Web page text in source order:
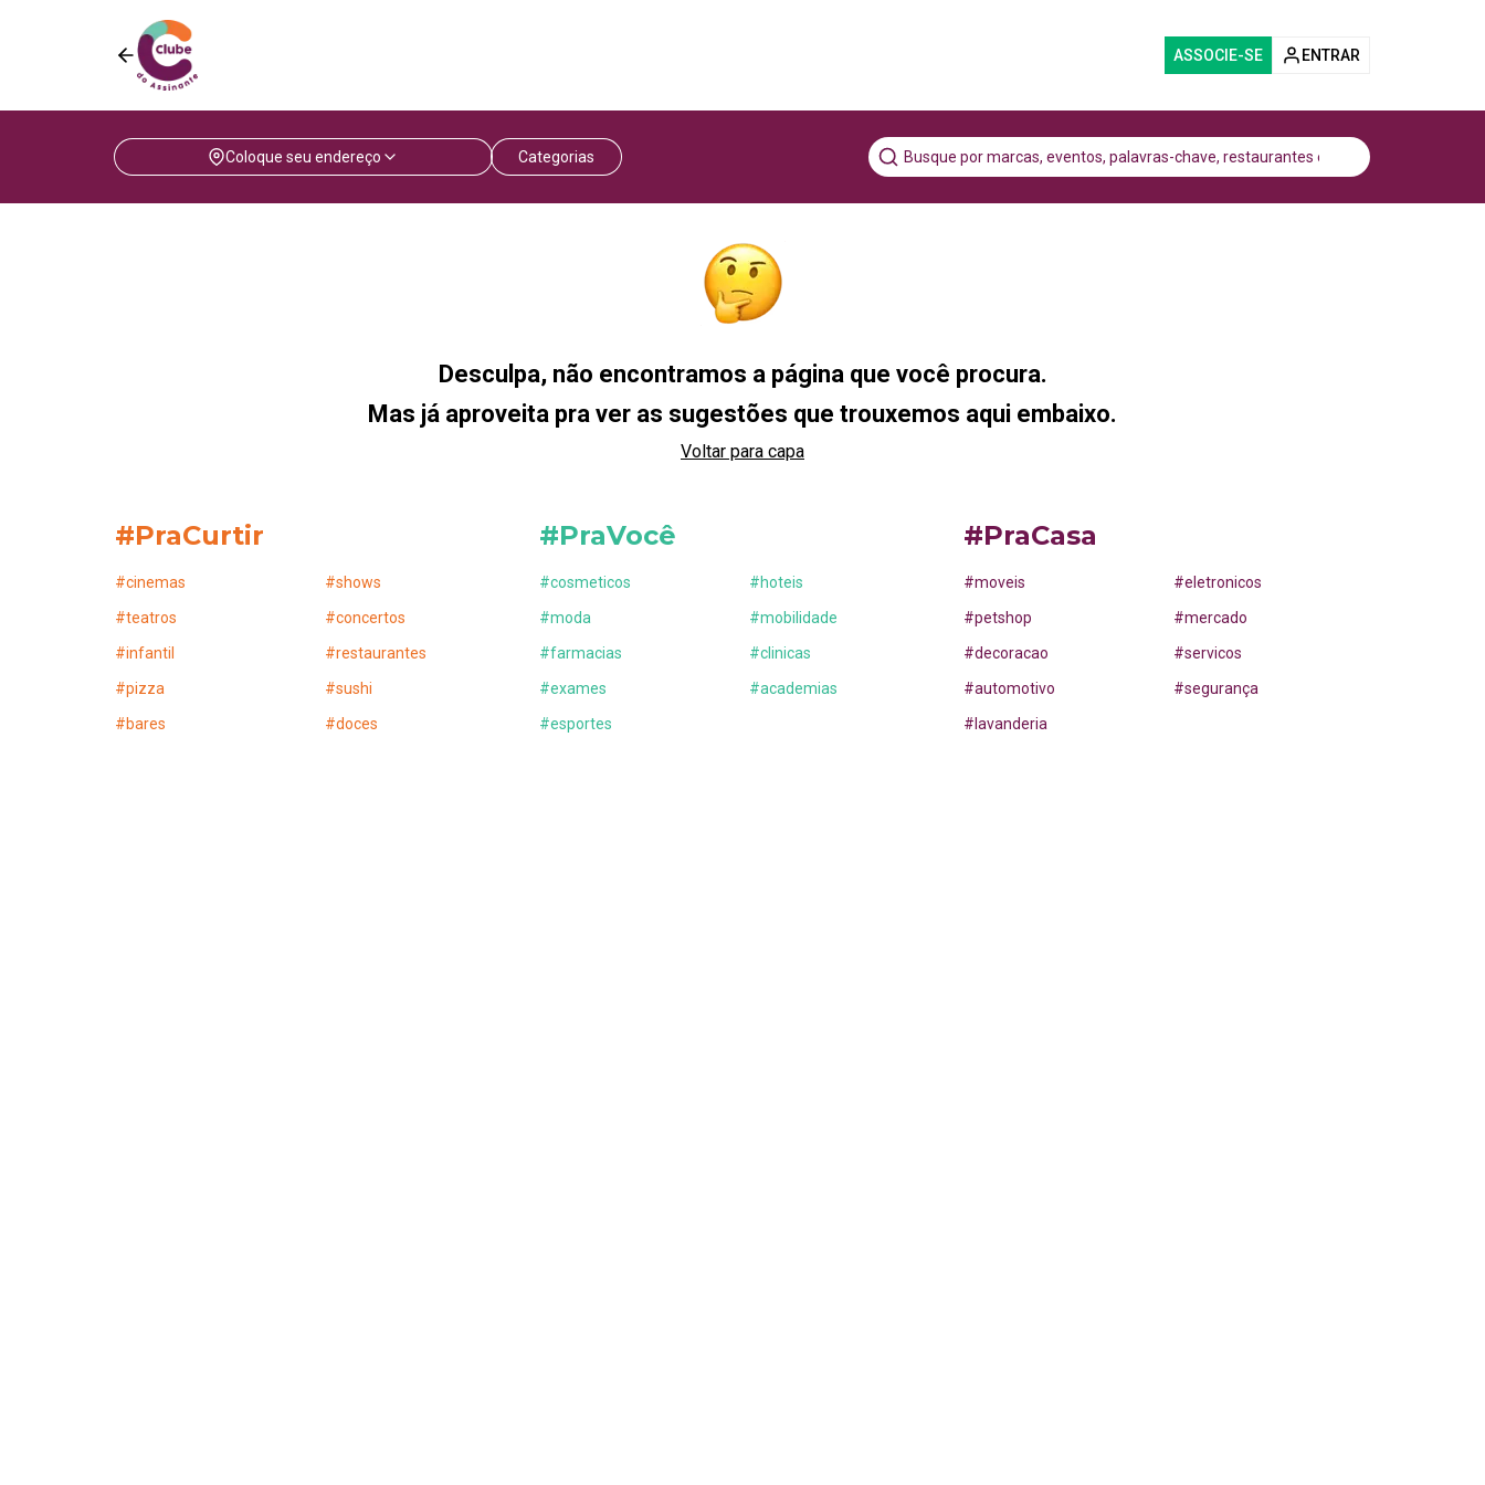
ASSOCIE-SE ENTRAR
Coloque seu endereço Categorias
Desculpa, não encontramos a página que você procura.
Mas já aproveita pra ver as sugestões que trouxemos aqui embaixo.
Voltar para capa
#PraCurtir
#cinemas #shows
#teatros #concertos
#infantil #restaurantes
#pizza #sushi
#bares #doces
#PraVocê
#cosmeticos #hoteis
#moda #mobilidade
#farmacias #clinicas
#exames #academias
#esportes
#PraCasa
#moveis #eletronicos
#petshop #mercado
#decoracao #servicos
#automotivo #segurança
# lavanderia